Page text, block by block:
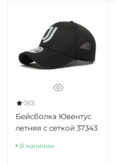
0(0)
Бейсболка Ювентус
летняя с сеткой 37343
В наличии